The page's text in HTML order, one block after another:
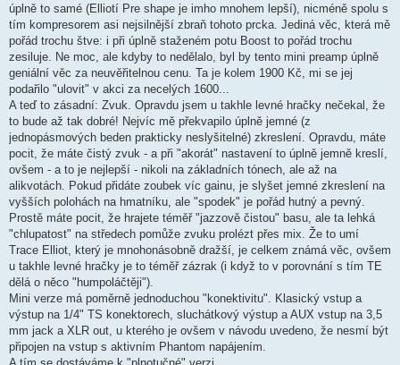
úplně to samé (Elliotí Pre shape je imho mnohem lepší), nicméně spolu s
tím kompresorem asi nejsilnější zbraň tohoto prcka. Jediná věc, která mě
pořád trochu štve: i při úplně staženém potu Boost to pořád trochu
zesiluje. Ne moc, ale kdyby to nedělalo, byl by tento mini preamp úplně
geniální věc za neuvěřitelnou cenu. Ta je kolem 1900 Kč, mi se jej
podařilo "ulovit" v akci za necelých 1600...
A teď to zásadní: Zvuk. Opravdu jsem u takhle levné hračky nečekal, že
to bude až tak dobré! Nejvíc mě překvapilo úplně jemné (z
jednopásmových beden prakticky neslyšitelné) zkreslení. Opravdu, máte
pocit, že máte čistý zvuk - a při "akorát" nastavení to úplně jemně kreslí,
ovšem - a to je nejlepší - nikoli na základních tónech, ale až na
alikvotách. Pokud přidáte zoubek víc gainu, je slyšet jemné zkreslení na
vyšších polohách na hmatníku, ale "spodek" je pořád hutný a pevný.
Prostě máte pocit, že hrajete téměř "jazzově čistou" basu, ale ta lehká
"chlupatost" na středech pomůže zvuku prolézt přes mix. Že to umí
Trace Elliot, který je mnohonásobně dražší, je celkem známá věc, ovšem
u takhle levné hračky je to téměř zázrak (i když to v porovnání s tím TE
dělá o něco "humpoláčtěji").
Mini verze má poměrně jednoduchou "konektivitu". Klasický vstup a
výstup na 1/4" TS konektorech, sluchátkový výstup a AUX vstup na 3,5
mm jack a XLR out, u kterého je ovšem v návodu uvedeno, že nesmí být
připojen na vstup s aktivním Phantom napájením.